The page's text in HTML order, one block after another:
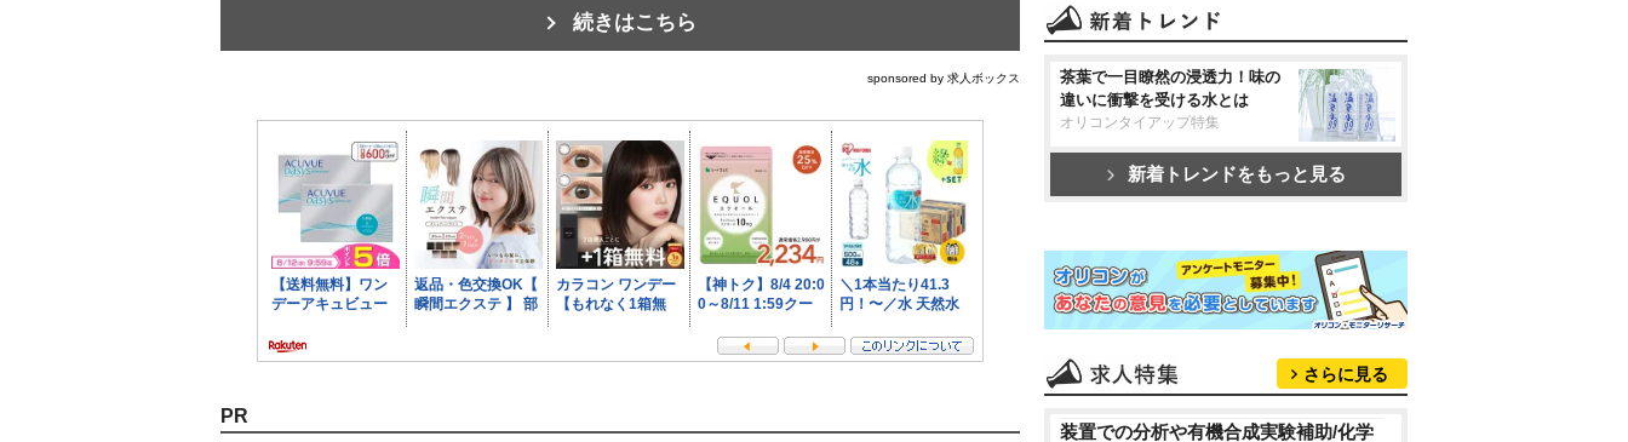
続きはこちら
sponsored by 求人ボックス
PR
茶葉で一目瞭然の浸透力！味の
違いに衝撃を受ける水とは
オリコンタイアップ特集
新着トレンドをもっと見る
さらに見る
装置での分析や有機合成実験補助/化学